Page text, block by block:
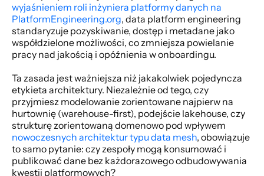
wyjaśnieniem roli inżyniera platformy danych na
PlatformEngineering.org, data platform engineering
standaryzuje pozyskiwanie, dostęp i metadane jako
współdzielone możliwości, co zmniejsza powielanie
pracy nad jakością i opóźnienia w onboardingu.
Ta zasada jest ważniejsza niż jakakolwiek pojedyncza
etykieta architektury. Niezależnie od tego, czy
przyjmiesz modelowanie zorientowane najpierw na
hurtownię (warehouse-first), podejście lakehouse, czy
nowoczesnych architektur typu data mesh, obowiązuje
to samo pytanie: czy zespoły mogą konsumować i
publikować dane bez każdorazowego odbudowywania
kwestii platformowych?